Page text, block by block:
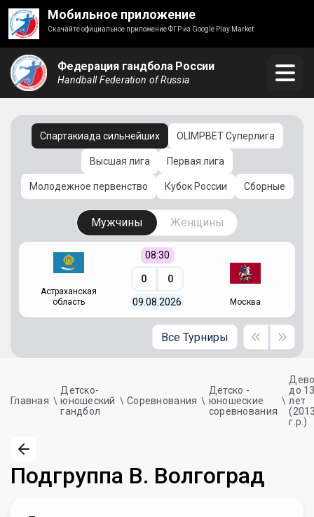
Мобильное приложение
Скачайте официальное приложение ФГР из Google Play Market
Федерация гандбола России
Handball Federation of Russia
Спартакиада сильнейших OLIMPBET Суперлига
Высшая лига Первая лига
Молодежное первенство Кубок России Сборные
Мужчины Женщины
Астраханская
область
08:30
0 0
09.08.2026 Москва
Все Турниры
Главная
Детско-
юношеский
гандбол
Соревнования
Детско -
юношеские
соревнования
до
лет
г.р.)
Подгруппа В. Волгоград